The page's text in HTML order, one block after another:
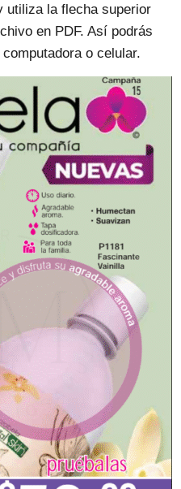
utiliza la flecha superior
en PDF. Así podrás
o celular.